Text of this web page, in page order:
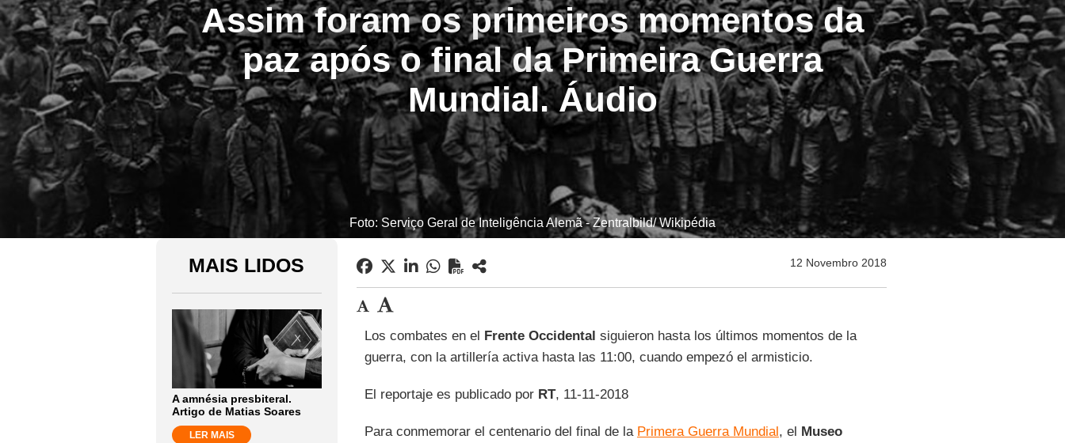
Assim foram os primeiros momentos da
paz após o final da Primeira Guerra
Mundial. Áudio
Foto: Serviço Geral de Inteligência Alemã - Zentralbild/ Wikipédia
MAIS LIDOS
A amnésia presbiteral.
Artigo de Matias Soares
LER MAIS
12 Novembro 2018
Los combates en el Frente Occidental siguieron hasta los últimos momentos de la
guerra, con la artillería activa hasta las 11:00, cuando empezó el armisticio.
El reportaje es publicado por RT, 11-11-2018
Para conmemorar el centenario del final de la Primera Guerra Mundial, el Museo